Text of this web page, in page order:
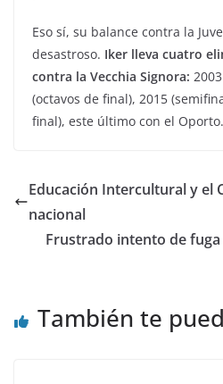
Eso sí, su balance contra la
desastroso. Iker lleva cuatro
contra la Vecchia Signora:
(octavos de final), 2015
final), este último con el Oporto.
Educación Intercultural y el
nacional
Frustrado intento de fuga
También te